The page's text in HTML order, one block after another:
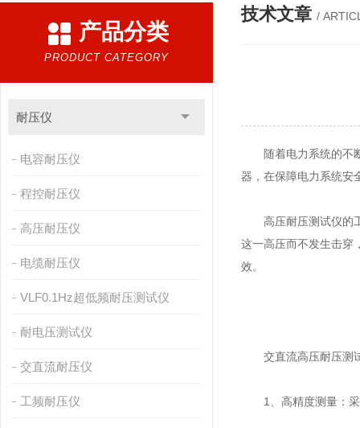
产品分类
PRODUCT CATEGORY
耐压仪
电容耐压仪
程控耐压仪
高压耐压仪
电缆耐压仪
VLF0.1Hz超低频耐压测试仪
耐电压测试仪
交直流耐压仪
工频耐压仪
技术文章 /
随着电力系统的不断
器，在保障电力系统安
高压耐压测试仪的工
这一高压而不发生击穿
效。
交直流高压耐压测
1、高精度测量：采